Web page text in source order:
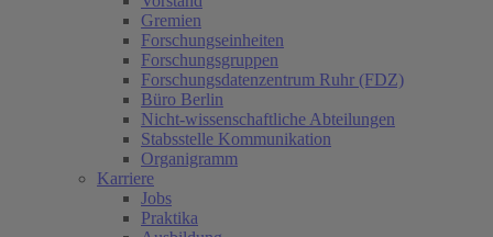
Gremien
Forschungseinheiten
Forschungsgruppen
Forschungsdatenzentrum Ruhr (FDZ)
Büro Berlin
Nicht-wissenschaftliche Abteilungen
Stabsstelle Kommunikation
Organigramm
Karriere
Jobs
Praktika